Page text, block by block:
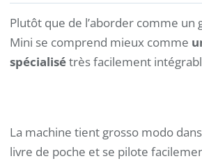
Plutôt que de l’aborder comme un
Mini se comprend mieux comme
spécialisétrès facilement
La machine tient grosso modo
livre de poche et se pilote